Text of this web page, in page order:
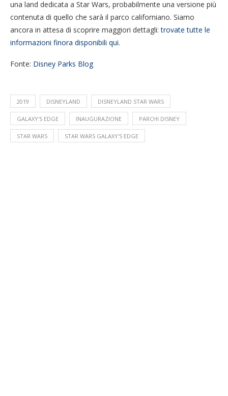
una land dedicata a Star Wars, probabilmente una versione più
contenuta di quello che sarà il parco californiano. Siamo
ancora in attesa di scoprire maggiori dettagli:trovate tutte le
informazioni finora disponibili qui.
Fonte: Disney Parks Blog
2019 DISNEYLAND DISNEYLAND STAR WARS
GALAXY'S EDGE INAUGURAZIONE PARCHI DISNEY
STAR WARS STAR WARS GALAXY'S EDGE